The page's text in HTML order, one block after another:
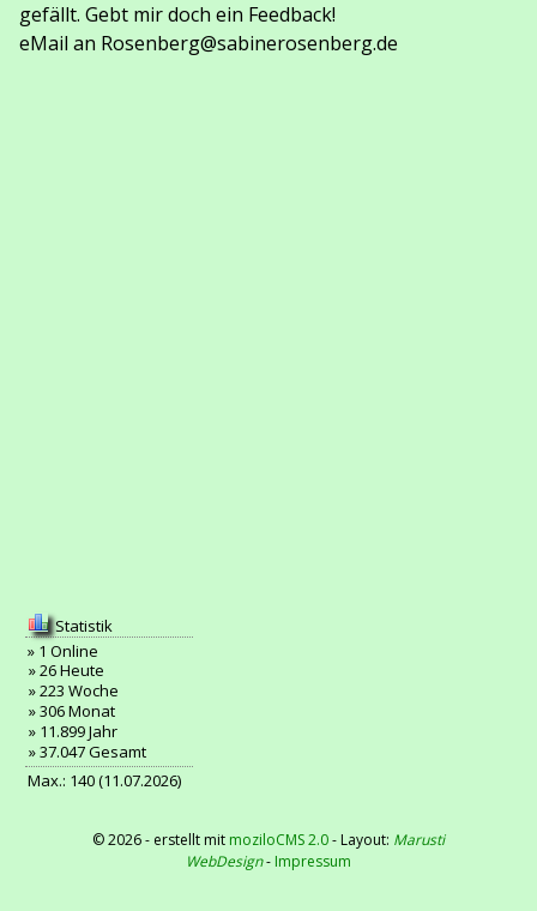
gefällt. Gebt mir doch ein Feedback!
eMail an Rosenberg@sabinerosenberg.de
Statistik
» 1 Online
» 26 Heute
» 223 Woche
» 306 Monat
» 11.899 Jahr
» 37.047 Gesamt
Max.: 140 (11.07.2026)
©2026 - erstellt mit moziloCMS 2.0- Layout: Marusti
WebDesign- Impressum